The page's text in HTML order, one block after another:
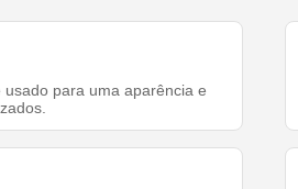
para uma aparência e